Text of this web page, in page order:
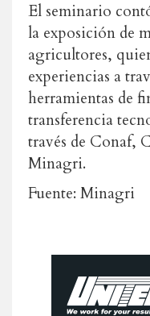
El seminario
la exposición de
agricultores,
experiencias a
herramientas de
transferencia
través de Conaf,
Minagri.
Fuente: Minagri